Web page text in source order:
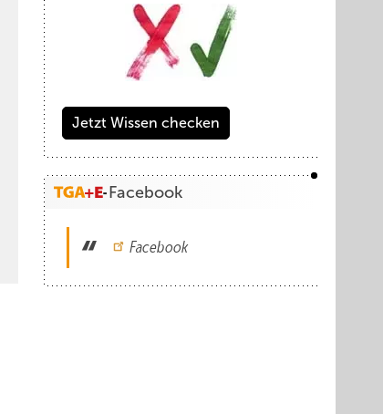
Jetzt Wissen checken
Facebook
Facebook